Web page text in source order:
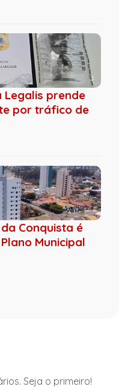
Legalis prende
por tráfico de
Conquista é
Municipal
Seja o primeiro!